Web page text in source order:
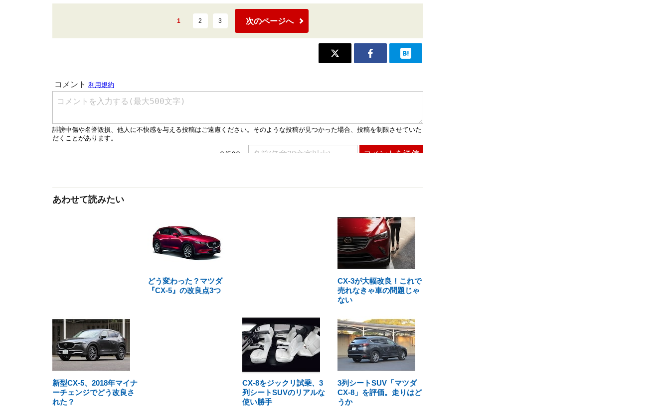
1 2 3 次のページへ
あわせて読みたい
どう変わった？マツダ
『CX-5』の改良点3つ
CX-3が大幅改良！これで
売れなきゃ車の問題じゃ
ない
新型CX-5、2018年マイナ
ーチェンジでどう改良さ
れた？
CX-8をジックリ試乗、3
列シートSUVのリアルな
使い勝手
3列シートSUV「マツダ
CX-8」を評価。走りはど
うか